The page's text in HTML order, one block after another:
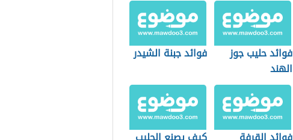
فوائد حليب جوز
الهند
فوائد جبنة الشيدر